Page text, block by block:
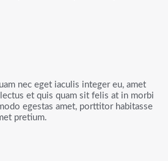
nec eget iaculis integer eu, amet
et quis quam sit felis at in morbi
egestas amet, porttitor habitasse
pretium.